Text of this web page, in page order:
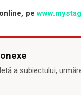
pe
a subiectului,